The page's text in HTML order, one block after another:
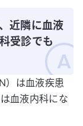
近隣に血液
受診でも
）は血液疾患
血液内科にな